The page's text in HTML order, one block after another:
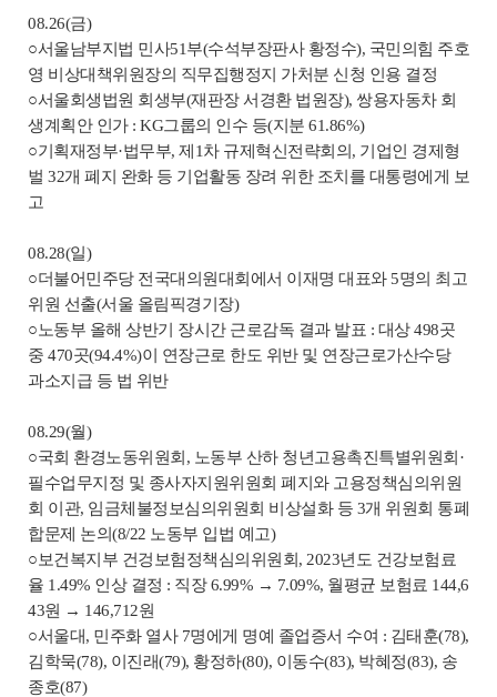
08.26(금)
○서울남부지법 민사51부(수석부장판사 황정수), 국민의힘 주호
영 비상대책위원장의 직무집행정지 가처분 신청 인용 결정
○서울회생법원 회생부(재판장 서경환 법원장), 쌍용자동차 회
생계획안 인가 : KG그룹의 인수 등(지분 61.86%)
○기획재정부·법무부, 제1차 규제혁신전략회의, 기업인 경제형
벌 32개 폐지 완화 등 기업활동 장려 위한 조치를 대통령에게 보
고
08.28(일)
○더불어민주당 전국대의원대회에서 이재명 대표와 5명의 최고
위원 선출(서울 올림픽경기장)
○노동부 올해 상반기 장시간 근로감독 결과 발표 : 대상 498곳
중 470곳(94.4%)이 연장근로 한도 위반 및 연장근로가산수당
과소지급 등 법 위반
08.29(월)
○국회 환경노동위원회, 노동부 산하 청년고용촉진특별위원회·
필수업무지정 및 종사자지원위원회 폐지와 고용정책심의위원
회 이관, 임금체불정보심의위원회 비상설화 등 3개 위원회 통폐
합문제 논의(8/22 노동부 입법 예고)
○보건복지부 건겅보험정책심의위원회, 2023년도 건강보험료
율 1.49% 인상 결정 : 직장 6.99% → 7.09%, 월평균 보험료 144,6
43원 → 146,712원
○서울대, 민주화 열사 7명에게 명예 졸업증서 수여 : 김태훈(78),
김학묵(78), 이진래(79), 황정하(80), 이동수(83), 박혜정(83), 송
종호(87)